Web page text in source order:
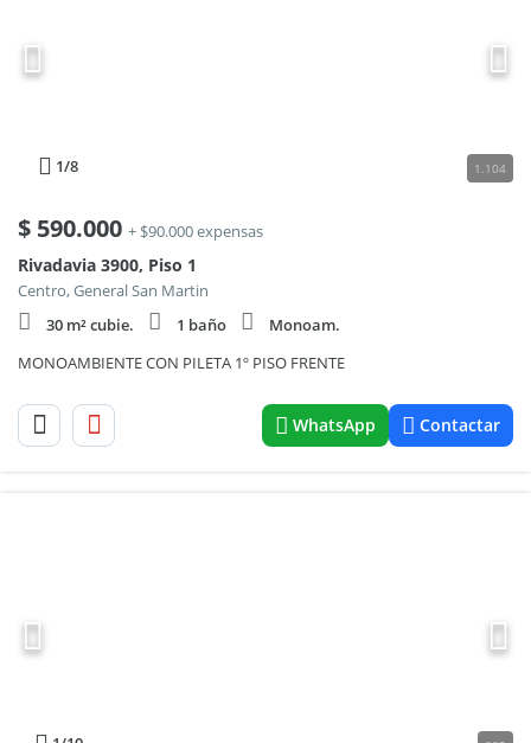
1/8 1.104
$ 590.000 + $90.000 expensas
Rivadavia 3900, Piso 1
Centro, General San Martin
30 m² cubie.
1 baño
Monoam.
MONOAMBIENTE CON PILETA 1º PISO FRENTE
WhatsApp Contactar